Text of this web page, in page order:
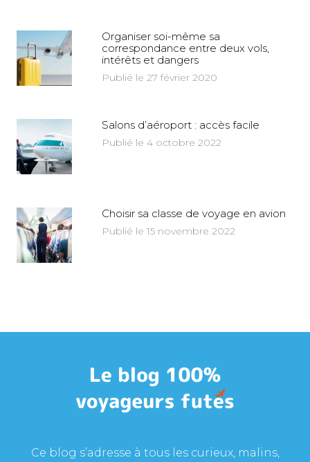
Organiser soi-même sa
correspondance entre deux vols,
intérêts et dangers
Publié le 27 février 2020
Salons d’aéroport : accès facile
Publié le 4 octobre 2022
Choisir sa classe de voyage en avion
Publié le 15 novembre 2022
Ce blog s’adresse à tous les curieux, malins,